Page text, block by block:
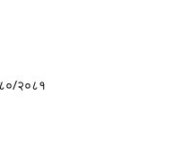
२०८१